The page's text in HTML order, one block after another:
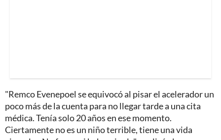
"Remco Evenepoel se equivocó al pisar el acelerador un
poco más de la cuenta para no llegar tarde a una cita
médica. Tenía solo 20 años en ese momento.
Ciertamente no es un niño terrible, tiene una vida